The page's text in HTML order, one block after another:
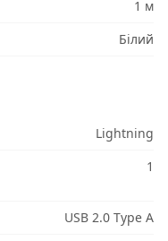
1 м
Білий
Lightning
1
USB 2.0 Type A